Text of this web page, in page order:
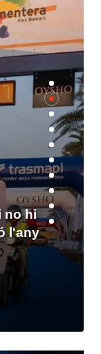
al 2026